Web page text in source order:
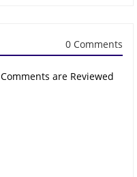
0 Comments
are Reviewed